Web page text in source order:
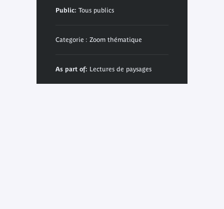
Public: Tous publics
Categorie : Zoom thématique
As part of: Lectures de paysages